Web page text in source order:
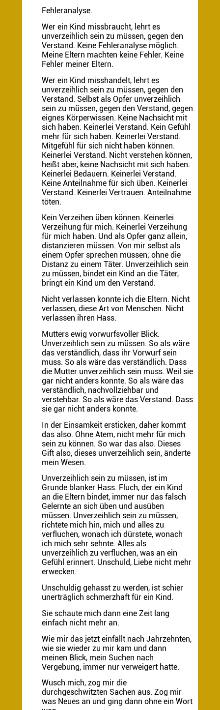
Fehleranalyse.
Wer ein Kind missbraucht, lehrt es
unverzeihlich sein zu müssen, gegen den
Verstand. Keine Fehleranalyse möglich.
Meine Eltern machten keine Fehler. Keine
Fehler meiner Eltern.
Wer ein Kind misshandelt, lehrt es
unverzeihlich sein zu müssen, gegen den
Verstand. Selbst als Opfer unverzeihlich
sein zu müssen, gegen den Verstand, gegen
eignes Körperwissen. Keine Nachsicht mit
sich haben. Keinerlei Verstand. Kein Gefühl
mehr für sich haben. Keinerlei Verstand.
Mitgefühl für sich nicht haben können.
Keinerlei Verstand. Nicht verstehen können,
heißt aber, keine Nachsicht mit sich haben.
Keinerlei Bedauern. Keinerlei Verstand.
Keine Anteilnahme für sich üben. Keinerlei
Verstand. Keinerlei Vertrauen. Anteilnahme
töten.
Kein Verzeihen üben können. Keinerlei
Verzeihung für mich. Keinerlei Verzeihung
für mich haben. Und als Opfer ganz allein,
distanzieren müssen. Von mir selbst als
einem Opfer sprechen müssen; ohne die
Distanz zu einem Täter. Unverzeihlich sein
zu müssen, bindet ein Kind an die Täter,
bringt ein Kind um den Verstand.
Nicht verlassen konnte ich die Eltern. Nicht
verlassen, diese Art von Menschen. Nicht
verlassen ihren Hass.
Mutters ewig vorwurfsvoller Blick.
Unverzeihlich sein zu müssen. So als wäre
das verständlich, dass ihr Vorwurf sein
muss. So als wäre das verständlich. Dass
die Mutter unverzeihlich sein muss. Weil sie
gar nicht anders konnte. So als wäre das
verständlich, nachvollziehbar und
verstehbar. So als wäre das Verstand. Dass
sie gar nicht anders konnte.
In der Einsamkeit ersticken, daher kommt
das also. Ohne Atem, nicht mehr für mich
sein zu können. So war das also. Dieses
Gift also, dieses unverzeihlich sein, änderte
mein Wesen.
Unverzeihlich sein zu müssen, ist im
Grunde blanker Hass. Fluch, der ein Kind
an die Eltern bindet, immer nur das falsch
Gelernte an sich üben und ausüben
müssen. Unverzeihlich sein zu müssen,
richtete mich hin, mich und alles zu
verfluchen, wonach ich dürstete, wonach
ich mich sehr sehnte. Alles als
unverzeihlich zu verfluchen, was an ein
Gefühl erinnert. Unschuld, Liebe nicht mehr
erwecken.
Unschuldig gehasst zu werden, ist schier
unerträglich schmerzhaft für ein Kind.
Sie schaute mich dann eine Zeit lang
einfach nicht mehr an.
Wie mir das jetzt einfällt nach Jahrzehnten,
wie sie wieder zu mir kam und dann
meinen Blick, mein Suchen nach
Vergebung, immer nur verweigert hatte.
Wusch mich, zog mir die
durchgeschwitzten Sachen aus. Zog mir
was Neues an und ging dann ohne ein Wort